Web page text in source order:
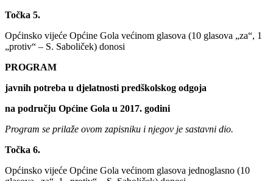
Točka 5.
Općinsko vijeće Općine Gola većinom glasova (10 glasova „za“, 1
„protiv“ – S. Saboliček) donosi
PROGRAM
javnih potreba u djelatnosti predškolskog odgoja
na području Općine Gola u 2017. godini
Program se prilaže ovom zapisniku i njegov je sastavni dio.
Točka 6.
Općinsko vijeće Općine Gola većinom glasova jednoglasno (10